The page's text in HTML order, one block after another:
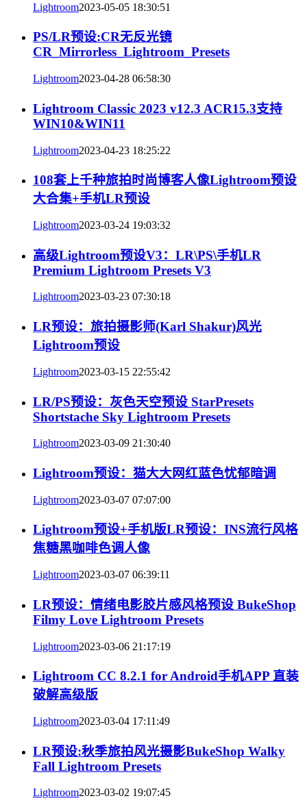
Lightroom2023-05-05 18:30:51
PS/LR预设:CR无反光镜
CR_Mirrorless_Lightroom_Presets
Lightroom2023-04-28 06:58:30
Lightroom Classic 2023 v12.3 ACR15.3支持
WIN10&WIN11
Lightroom2023-04-23 18:25:22
108套上千种旅拍时尚博客人像Lightroom预设
大合集+手机LR预设
Lightroom2023-03-24 19:03:32
高级Lightroom预设V3：LR\PS\手机LR
Premium Lightroom Presets V3
Lightroom2023-03-23 07:30:18
LR预设：旅拍摄影师(Karl Shakur)风光
Lightroom预设
Lightroom2023-03-15 22:55:42
LR/PS预设：灰色天空预设 StarPresets
Shortstache Sky Lightroom Presets
Lightroom2023-03-09 21:30:40
Lightroom预设：猫大大网红蓝色忧郁暗调
Lightroom2023-03-07 07:07:00
Lightroom预设+手机版LR预设：INS流行风格
焦糖黑咖啡色调人像
Lightroom2023-03-07 06:39:11
LR预设：情绪电影胶片感风格预设 BukeShop
Filmy Love Lightroom Presets
Lightroom2023-03-06 21:17:19
Lightroom CC 8.2.1 for Android手机APP 直装
破解高级版
Lightroom2023-03-04 17:11:49
LR预设:秋季旅拍风光摄影BukeShop Walky
Fall Lightroom Presets
Lightroom2023-03-02 19:07:45